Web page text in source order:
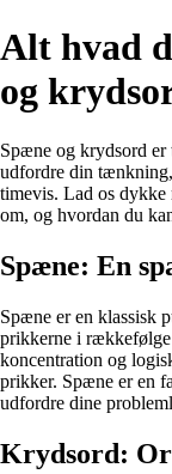
Alt hvad
og
Spæne og krydsord
udfordre din
timevis. Lad os dykke
om, og hvordan du
Spæne: En
Spæne er en klassisk
prikkerne i
koncentration og
prikker. Spæne er en
udfordre dine
Krydsord: